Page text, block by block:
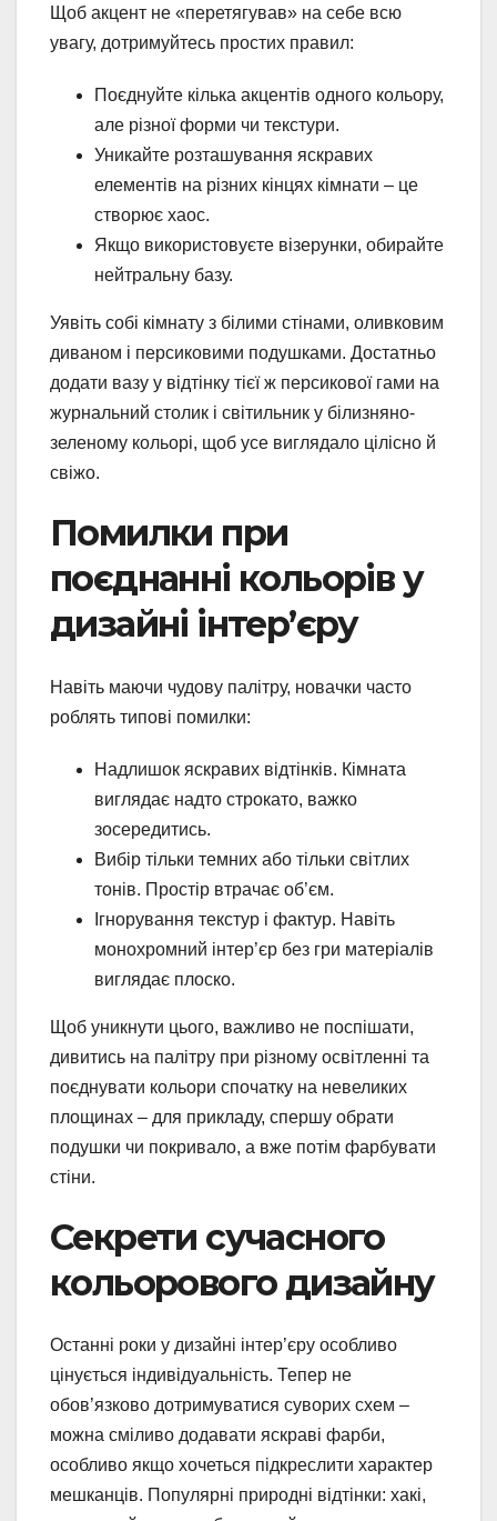
Щоб акцент не «перетягував» на себе всю
увагу, дотримуйтесь простих правил:
Поєднуйте кілька акцентів одного кольору,
але різної форми чи текстури.
Уникайте розташування яскравих
елементів на різних кінцях кімнати – це
створює хаос.
Якщо використовуєте візерунки, обирайте
нейтральну базу.
Уявіть собі кімнату з білими стінами, оливковим
диваном і персиковими подушками. Достатньо
додати вазу у відтінку тієї ж персикової гами на
журнальний столик і світильник у білизняно-
зеленому кольорі, щоб усе виглядало цілісно й
свіжо.
Помилки при
поєднанні кольорів у
дизайні інтер’єру
Навіть маючи чудову палітру, новачки часто
роблять типові помилки:
Надлишок яскравих відтінків. Кімната
виглядає надто строкато, важко
зосередитись.
Вибір тільки темних або тільки світлих
тонів. Простір втрачає об’єм.
Ігнорування текстур і фактур. Навіть
монохромний інтер’єр без гри матеріалів
виглядає плоско.
Щоб уникнути цього, важливо не поспішати,
дивитись на палітру при різному освітленні та
поєднувати кольори спочатку на невеликих
площинах – для прикладу, спершу обрати
подушки чи покривало, а вже потім фарбувати
стіни.
Секрети сучасного
кольорового дизайну
Останні роки у дизайні інтер’єру особливо
цінується індивідуальність. Тепер не
обов’язково дотримуватися суворих схем –
можна сміливо додавати яскраві фарби,
особливо якщо хочеться підкреслити характер
мешканців. Популярні природні відтінки: хакі,